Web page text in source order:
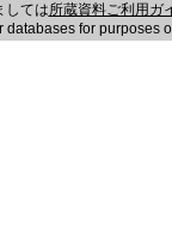
しては所蔵資料ご利用ガ
databases for purposes